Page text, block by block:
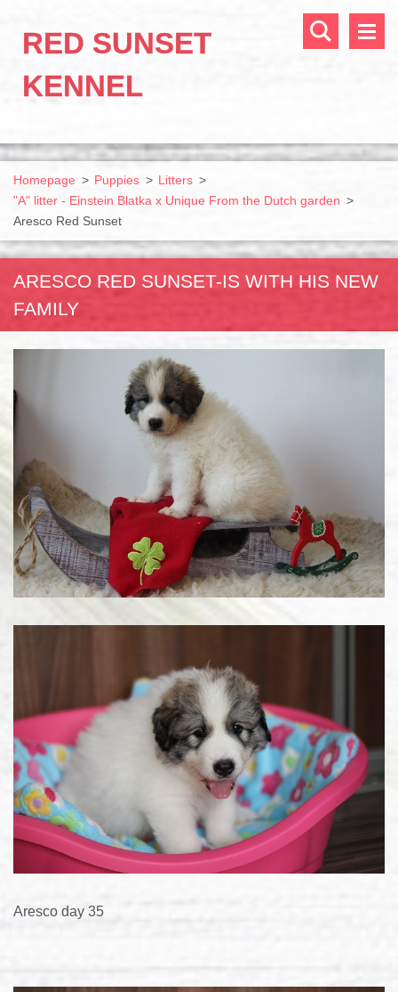
RED SUNSET
KENNEL
Homepage > Puppies > Litters >
"A" litter - Einstein Blatka x Unique From the Dutch garden >
Aresco Red Sunset
ARESCO RED SUNSET-IS WITH HIS NEW
FAMILY
Aresco day 35